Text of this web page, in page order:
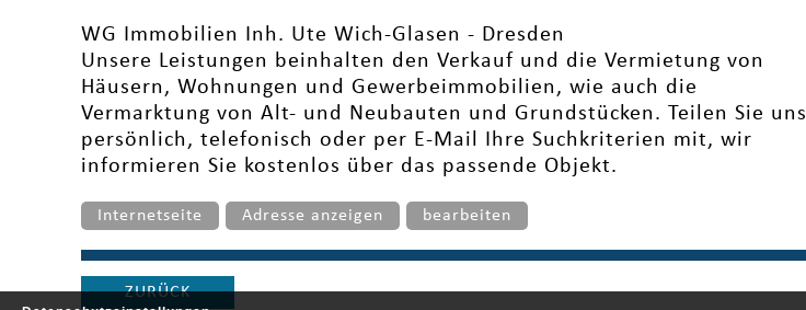
WG Immobilien Inh. Ute Wich-Glasen - Dresden
Unsere Leistungen beinhalten den Verkauf und die Vermietung von
Häusern, Wohnungen und Gewerbeimmobilien, wie auch die
Vermarktung von Alt- und Neubauten und Grundstücken. Teilen Sie uns
persönlich, telefonisch oder per E-Mail Ihre Suchkriterien mit, wir
informieren Sie kostenlos über das passende Objekt.
Internetseite Adresse anzeigen bearbeiten
ZURÜCK